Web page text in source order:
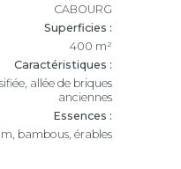
CABOURG
Superficies :
400 m²
Caractéristiques :
allée de briques
anciennes
Essences :
bambous, érables